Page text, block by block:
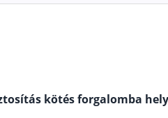
kötés forgalomba